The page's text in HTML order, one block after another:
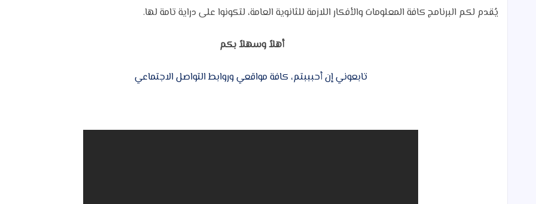
يُقدم لكم البرنامج كافة المعلومات والأفكار اللازمة للثانوية العامة، لتكونوا على دراية تامة لها.
أهلاً وسهلاً بكم
تابعوني إن أحبببتم، كافة مواقعي وروابط التواصل الاجتماعي